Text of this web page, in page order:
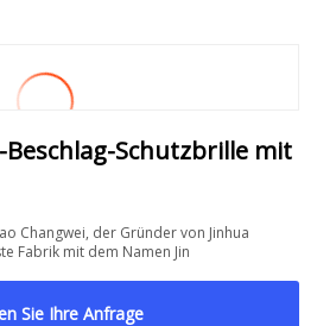
Schutzbrille mit
Changwei, der Gründer von Jinhua
Fabrik mit dem Namen Jin
Sie Ihre Anfrage